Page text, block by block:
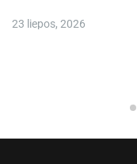
23 liepos, 2026